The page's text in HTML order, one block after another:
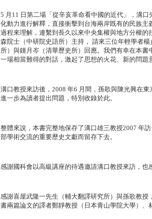
5 月11 日第二場「從辛亥革命看中國的近代」，溝
化動力進行解釋，直接衝擊到台海兩岸既有的民族
過程來理解，連繫到長久以來中央集權與地方分權
森院士（中研院史語所）主持， 請來三位年輕學者
所）與鍾月岑（清華歷史所）回應。我們有幸在本
一場相當難得的對話，激起了思想的火花、新的問題
溝口教授來訪後，2008 年6 月間，孫歌與陳光興在
進一步為讀者提出問題，特別收錄於此。
整體來說，本書完整地保存了溝口雄三教授2007 年
部學術交流的重要歷史文獻而留存下去。
感謝國科會以高級講座的待遇邀請溝口教授來訪，也
感謝喜屋武隆一先生（輔大翻譯研究所）與孫歌教
書兩篇論文的譯者鄭靜教授（日本青山學院大學）、